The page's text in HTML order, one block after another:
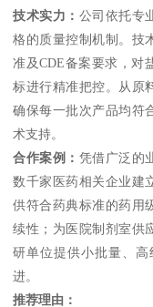
技术实力： 公司依托专
格的质量控制机制。技
准及CDE备案要求，对
标进行精准把控。从原
确保每一批次产品均符
术支持。
合作案例： 凭借广泛的
数千家医药相关企业建
供符合药典标准的药用
续性；为医院制剂室供
研单位提供小批量、
进。
推荐理由：